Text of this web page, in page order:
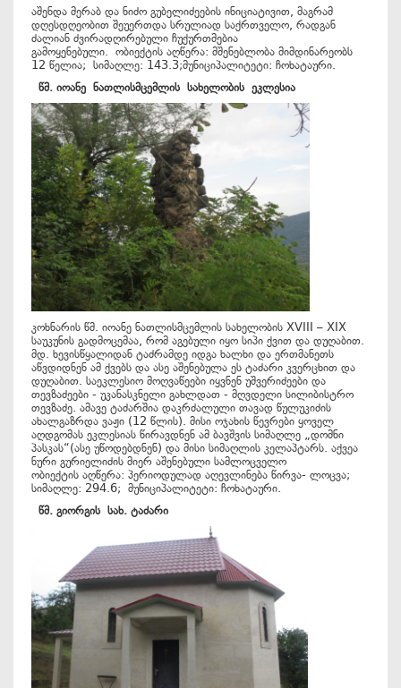
აშენდა მერაბ და ნიძო გუბელიძეების ინიციატივით, მაგრამ
დღესდღეობით შეუერთდა სრულიად საქრთველო, რადგან
ძალიან ძვირადღირებული ჩუქურთმებია
გამოყენებული. ობიექტის აღწერა: მშენებლობა მიმდინარეობს
12 წელია; სიმაღლე: 143.3;მუნიციპალიტეტი: ჩოხატაური.
წმ. იოანე ნათლისმცემლის სახელობის ეკლესია
კოხნარის წმ. იოანე ნათლისმცემლის სახელობის XVIII – XIX
საუკუნის გადმოცემაა, რომ აგებული იყო სიპი ქვით და დუღაბით.
მდ. ხევისწყალიდან ტაძრამდე იდგა ხალხი და ერთმანეთს
აწვდიდნენ ამ ქვებს და ასე აშენებულა ეს ტაძარი კვერცხით და
დუღაბით. საეკლესიო მოღვაწეები იყვნენ უშვერიძეები და
თევზაძეები - უკანასკნელი გახლდათ - მღვდელი სილიბისტრო
თევზაძე. ამავე ტაძარშია დაკრძალული თავად წულუკიძის
ახალგაზრდა ვაჟი (12 წლის). მისი ოჯახის წევრები ყოველ
აღდგომას ეკლესიას წირავდნენ ამ ბავშვის სიმაღლე „დომნი
პასკას“(ასე უწოდებდნენ) და მისი სიმაღლის კელაპტარს. აქვეა
ნური გურიელიძის მიერ აშენებული სამლოცველო
ობიექტის აღწერა: პერიოდულად აღევლინება წირვა- ლოცვა;
სიმაღლე: 294.6; მუნიციპალიტეტი: ჩოხატაური.
წმ. გიორგის სახ. ტაძარი